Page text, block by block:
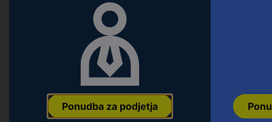
Ponudba za podjetja
Orodje & Delavnica
Hazet 2223N-T15H/3 2223N-
1/4" (6.3 mm) Pogon: TX TB 15 25
4000896238583 Koda proizvajalca: Št. izdelka: